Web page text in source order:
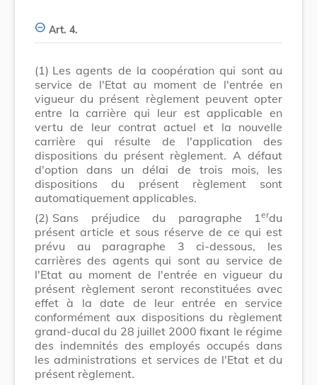
Art. 4.
(1) Les agents de la coopération qui sont au
service de l'Etat au moment de l'entrée en
vigueur du présent règlement peuvent opter
entre la carrière qui leur est applicable en
vertu de leur contrat actuel et la nouvelle
carrière qui résulte de l'application des
dispositions du présent règlement. A défaut
d'option dans un délai de trois mois, les
dispositions du présent règlement sont
automatiquement applicables.
(2) Sans préjudice du paragraphe 1 erdu
présent article et sous réserve de ce qui est
prévu au paragraphe 3 ci-dessous, les
carrières des agents qui sont au service de
l'Etat au moment de l'entrée en vigueur du
présent règlement seront reconstituées avec
effet à la date de leur entrée en service
conformément aux dispositions du règlement
grand-ducal du 28 juillet 2000 fixant le régime
des indemnités des employés occupés dans
les administrations et services de l'Etat et du
présent règlement.